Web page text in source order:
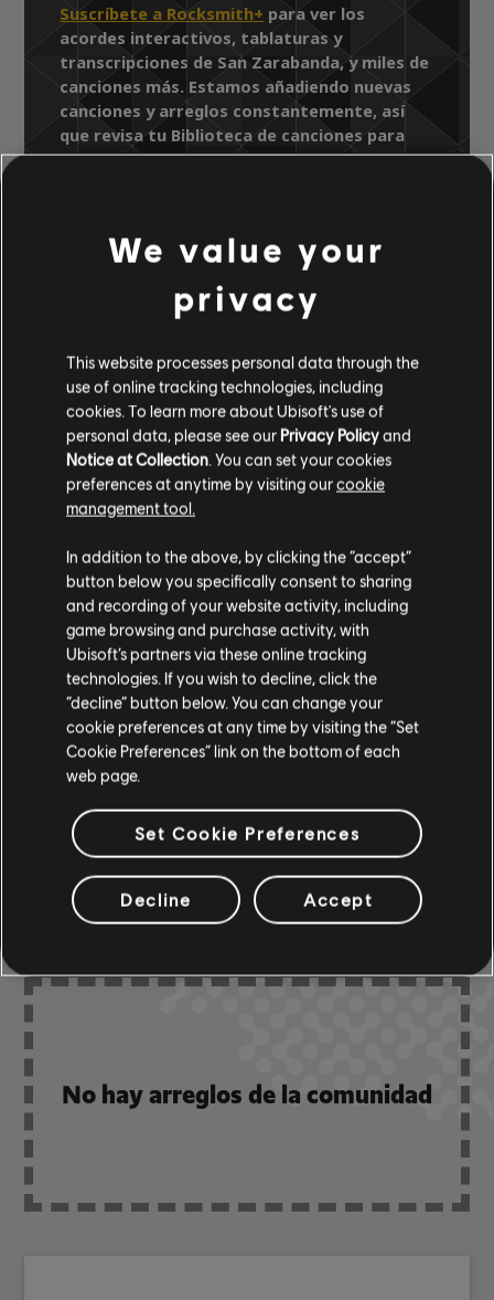
Suscríbete a Rocksmith+ para ver los
acordes interactivos, tablaturas y
transcripciones de San Zarabanda, y miles de
canciones más. Estamos añadiendo nuevas
canciones y arreglos constantemente, así
que revisa tu Biblioteca de canciones para
ver las últimas novedades.
Biblioteca de canciones
Willy Chirino
Lo Esencial
ARREGLOS
VERIFICADOS
Instrumento / Tipo de arr. Verificado
Tabla de acordes
Tabla de bajo
ARREGLOS DE LA
COMUNIDAD
No hay arreglos de la comunidad
We value your
privacy
This website processes personal data through the
use of online tracking technologies, including
cookies. To learn more about Ubisoft's use of
personal data, please see our Privacy Policyand
Notice at Collection . You can set your cookies
preferences at anytime by visiting ourcookie
management tool.
In addition to the above, by clicking the “accept”
button below you specifically consent to sharing
and recording of your website activity, including
game browsing and purchase activity, with
Ubisoft’s partners via these online tracking
technologies. If you wish to decline, click the
“decline” button below. You can change your
cookie preferences at any time by visiting the “Set
Cookie Preferences” link on the bottom of each
web page.
Set Cookie Preferences
Decline Accept